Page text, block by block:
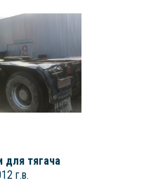
для тягача
г.в.